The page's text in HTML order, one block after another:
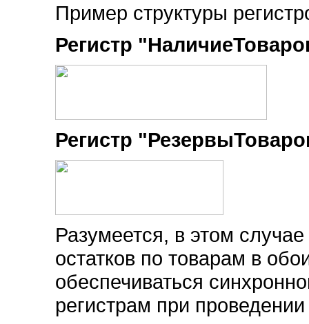
Пример структуры
Регистр
Регистр
Разумеется, в этом
остатков по товарам в
обеспечиваться
регистрам при